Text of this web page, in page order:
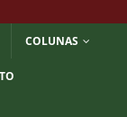
COLUNAS